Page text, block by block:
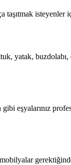
isteyenler
yatak,
eşyalarınız